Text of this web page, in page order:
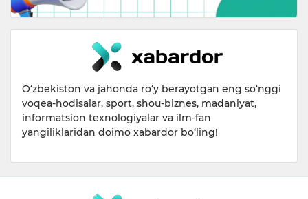
O‘zbekiston va jahonda ro‘y berayotgan eng so‘nggi
voqea-hodisalar, sport, shou-biznes, madaniyat,
informatsion texnologiyalar va ilm-fan
yangiliklaridan doimo xabardor bo‘ling!